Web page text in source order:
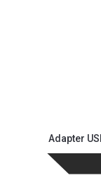
Adapter